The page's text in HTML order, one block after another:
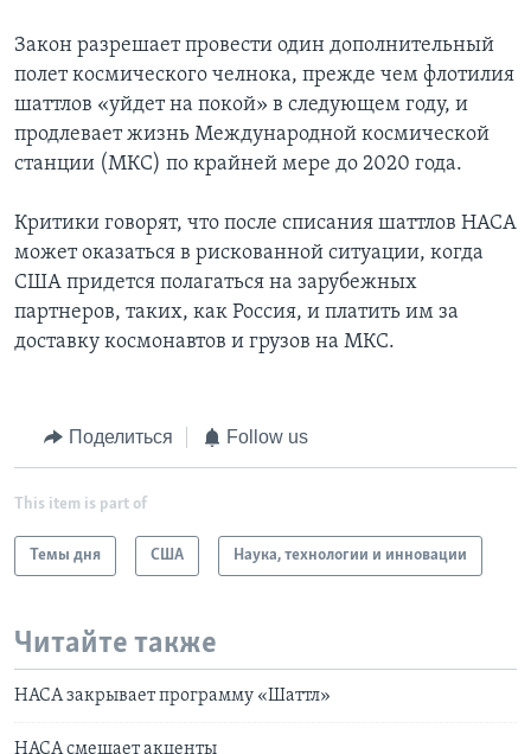
Закон разрешает провести один дополнительный
полет космического челнока, прежде чем флотилия
шаттлов «уйдет на покой» в следующем году, и
продлевает жизнь Международной космической
станции (МКС) по крайней мере до 2020 года.
Критики говорят, что после списания шаттлов НАСА
может оказаться в рискованной ситуации, когда
США придется полагаться на зарубежных
партнеров, таких, как Россия, и платить им за
доставку космонавтов и грузов на МКС.
Поделиться Follow us
This item is part of
Темы дня США Наука, технологии и инновации
Читайте также
НАСА закрывает программу «Шаттл»
НАСА смещает акценты